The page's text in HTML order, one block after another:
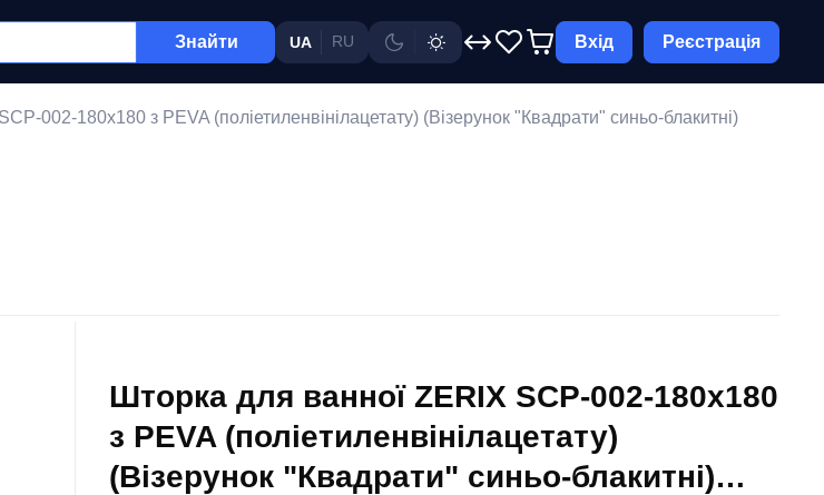
Знайти UA RU Вхід Реєстрація
002-180x180 з PEVA (поліетиленвінілацетату) (Візерунок "Квадрати" синьо-блакитні)
Шторка для ванної ZERIX SCP-002-180x180
з PEVA (поліетиленвінілацетату)
(Візерунок "Квадрати" синьо-блакитні)